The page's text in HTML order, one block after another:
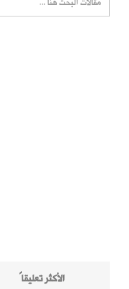
الأكثر تعليقاً